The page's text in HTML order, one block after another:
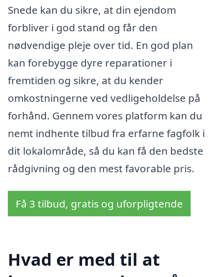
Snede kan du sikre, at din ejendom
forbliver i god stand og får den
nødvendige pleje over tid. En god plan
kan forebygge dyre reparationer i
fremtiden og sikre, at du kender
omkostningerne ved vedligeholdelse på
forhånd. Gennem vores platform kan du
nemt indhente tilbud fra erfarne fagfolk i
dit lokalområde, så du kan få den bedste
rådgivning og den mest favorable pris.
Få 3 tilbud, gratis og uforpligtende
Hvad er med til at